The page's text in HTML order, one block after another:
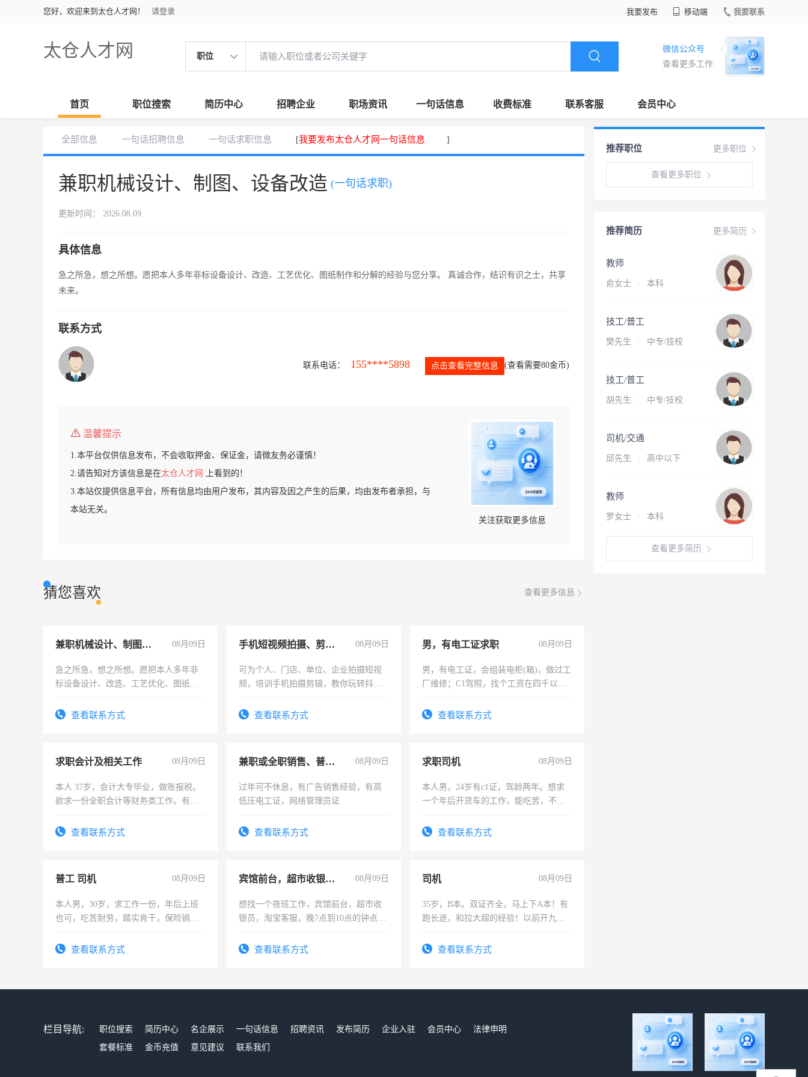
您好，欢迎来到太仓人才网！ 请登录 我要发布 移动端 我要联系
太仓人才网 职位
微信公众号
查看更多工作
首页 职位搜索 简历中心 招聘企业 职场资讯 一句话信息 收费标准 联系客服 会员中心
全部信息 一句话招聘信息 一句话求职信息 [我要发布太仓人才网一句话信息 ]
兼职机械设计、制图、设备改造 (一句话求职)
更新时间： 2026.08.09
具体信息
急之所急，想之所想。愿把本人多年非标设备设计、改造、工艺优化、图纸制作和分解的经验与您分享。 真诚合作，结识有识之士，共享
未来。
联系方式
联系电话： 155****5898 点击查看完整信息 (查看需要80金币)
温馨提示
1.本平台仅供信息发布，不会收取押金、保证金，请微友务必谨慎！
2.请告知对方该信息是在太仓人才网
上看到的！
3.本站仅提供信息平台，所有信息均由用户发布，其内容及因之产生的后果，均由发布者承担，与
本站无关。
关注获取更多信息
猜您喜欢 查看更多信息
兼职机械设计、制图、设备改造 08月09日
急之所急，想之所想。愿把本人多年非
标设备设计、改造、工艺优化、图纸制
结识有识之士，共享未来。
查看联系方式
手机短视频拍摄、剪辑、抖音快手 08月09日
可为个人、门店、单位、企业拍摄短视
频，培训手机拍摄剪辑，教你玩转抖音
频，培训手机拍摄剪辑，教你玩转抖
查看联系方式
男，有电工证求职 08月09日
男，有电工证，会组装电柜(箱)，做过工
厂维修；C1驾照，找个工资在四千以
电话查看联系方式
求职会计及相关工作 08月09日
本人 37岁，会计大专毕业，做账报税。
欲求一份全职会计等财务类工作。有会
查看联系方式
兼职或全职销售、普工、维修 08月09日
过年可不休息，有广告销售经验，有高
低压电工证，网络管理员证
查看联系方式
求职司机 08月09日
本人男，24岁有c1证，驾龄两年。想求
一个年后开货车的工作，能吃苦，不怕
查看联系方式
普工 司机 08月09日
本人男，30岁，求工作一份，年后上班
也可，吃苦耐劳，踏实肯干，保险销售
查看联系方式
宾馆前台，超市收银员，淘宝客服 08月09日
想找一个夜班工作，宾馆前台，超市收
银员，淘宝客服，晚7点到10点的钟点
号同微信查看联系方式
司机 08月09日
35岁，B本。双证齐全，马上下A本！有
跑长途，和拉大超的经验！以前开九米
查看联系方式
更多职位
推荐职位
查看更多职位
更多简历
推荐简历
教师
俞女士 · 本科
技工/普工
樊先生 · 中专/技校
技工/普工
胡先生 · 中专/技校
司机/交通
邱先生 · 高中以下
教师
罗女士 · 本科
查看更多简历
栏目导航: 职位搜索 简历中心 名企展示 一句话信息 招聘资讯 发布简历 企业入驻 会员中心
法律申明
套餐标准
金币充值 意见建议 联系我们